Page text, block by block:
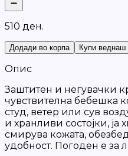
510 ден.
Додади во корпа Купи веднаш
Опис
Заштитен и негувачки
чувствителна бебешка
студ, ветер или сув
и хранливи состојки, ја
смирува кожата,
удобност. Погоден е за